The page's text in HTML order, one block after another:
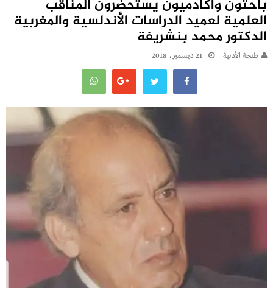
باحثون وأكادميون يستحضرون المناقب
العلمية لعميد الدراسات الأندلسية والمغربية
الدكتور محمد بنشريفة
طنجة الأدبية 21 ديسمبر، 2018